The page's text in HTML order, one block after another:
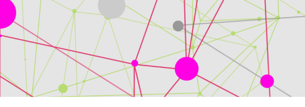
au travail
résiliente, qui met en lumière nos six années
d’influence dans la transformation du monde du
travail au Canada.
Lire le rapport